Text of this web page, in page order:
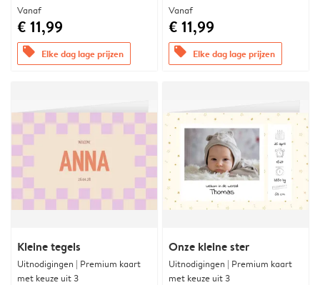
Vanaf
€ 11,99
offers Elke dag lage prijzen
Vanaf
€ 11,99
offers Elke dag lage prijzen
Kleine tegels
Uitnodigingen | Premium kaart
met keuze uit 3
Onze kleine ster
Uitnodigingen | Premium kaart
met keuze uit 3